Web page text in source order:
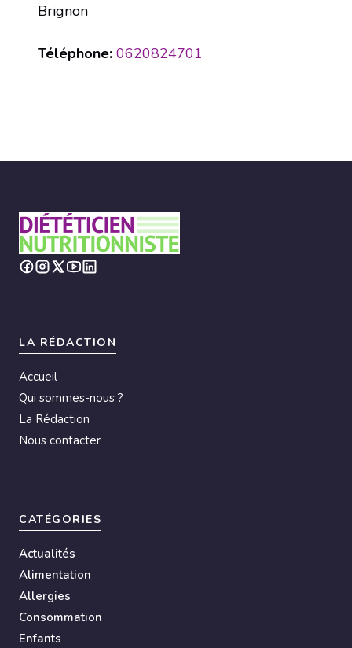
Brignon
Téléphone: 0620824701
LA RÉDACTION
Accueil
Qui sommes-nous ?
La Rédaction
Nous contacter
CATÉGORIES
Actualités
Alimentation
Allergies
Consommation
Enfants